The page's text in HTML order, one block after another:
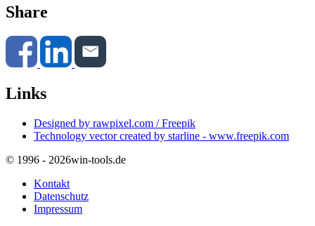
Share
Links
Designed by rawpixel.com / Freepik
Technology vector created by starline - www.freepik.com
© 1996 - 2026win-tools.de
Kontakt
Datenschutz
Impressum